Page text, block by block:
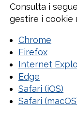
Consulta i
gestire i cookie
Chrome
Firefox
Internet
Edge
Safari (iOS)
Safari